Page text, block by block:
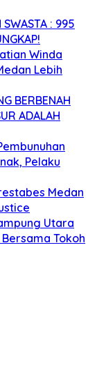
SWASTA : 995
Winda
Lebih
BERBENAH
ADALAH
Pelaku
Medan
Utara
Tokoh